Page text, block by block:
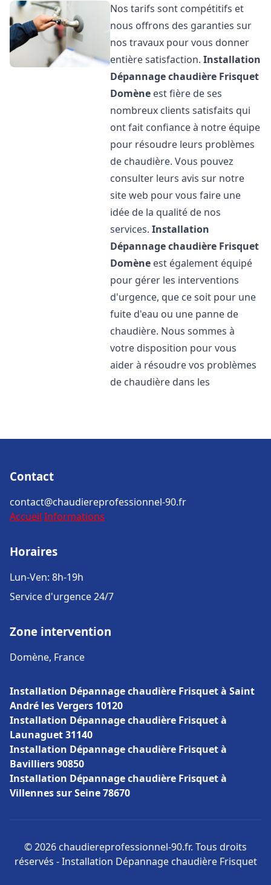
Nos tarifs sont compétitifs et
nous offrons des garanties sur
nos travaux pour vous donner
entière satisfaction.Installation
Dépannage chaudière Frisquet
Domène est fière de ses
nombreux clients satisfaits qui
ont fait confiance à notre équipe
pour résoudre leurs problèmes
de chaudière. Vous pouvez
consulter leurs avis sur notre
site web pour vous faire une
idée de la qualité de nos
services.Installation
Dépannage chaudière Frisquet
Domène est également équipé
pour gérer les interventions
d'urgence, que ce soit pour une
fuite d'eau ou une panne de
chaudière. Nous sommes à
votre disposition pour vous
aider à résoudre vos problèmes
de chaudière dans les
Contact
contact@chaudiereprofessionnel-90.fr
Accueil Informations
Horaires
Lun-Ven: 8h-19h
Service d'urgence 24/7
Zone intervention
Domène, France
Installation Dépannage chaudière Frisquet à Saint
André les Vergers 10120
Installation Dépannage chaudière Frisquet à
Launaguet 31140
Installation Dépannage chaudière Frisquet à
Bavilliers 90850
Installation Dépannage chaudière Frisquet à
Villennes sur Seine 78670
© 2026 chaudiereprofessionnel-90.fr. Tous droits
réservés - Installation Dépannage chaudière Frisquet